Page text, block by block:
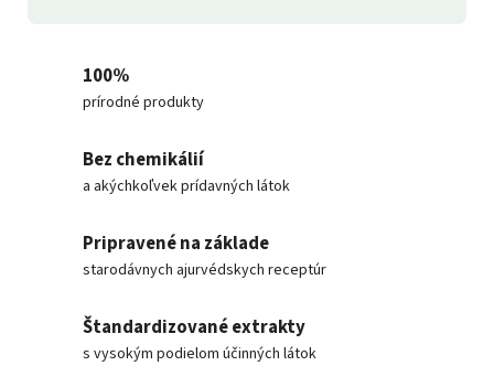
100%
prírodné produkty
Bez chemikálií
a akýchkoľvek prídavných látok
Pripravené na základe
starodávnych ajurvédskych receptúr
Štandardizované extrakty
s vysokým podielom účinných látok